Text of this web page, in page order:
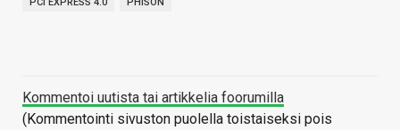
Kommentoi uutista tai artikkelia foorumilla
(Kommentointi sivuston puolella toistaiseksi pois